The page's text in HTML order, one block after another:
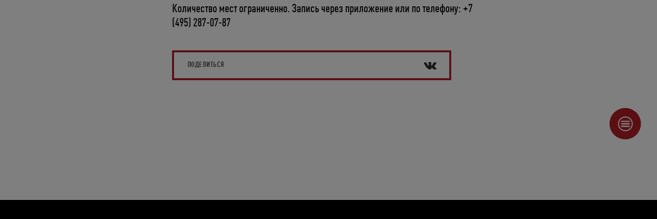
Количество мест ограниченно. Запись через приложение или по телефону: +7
(495) 287-07-87
ПОДЕЛИТЬСЯ